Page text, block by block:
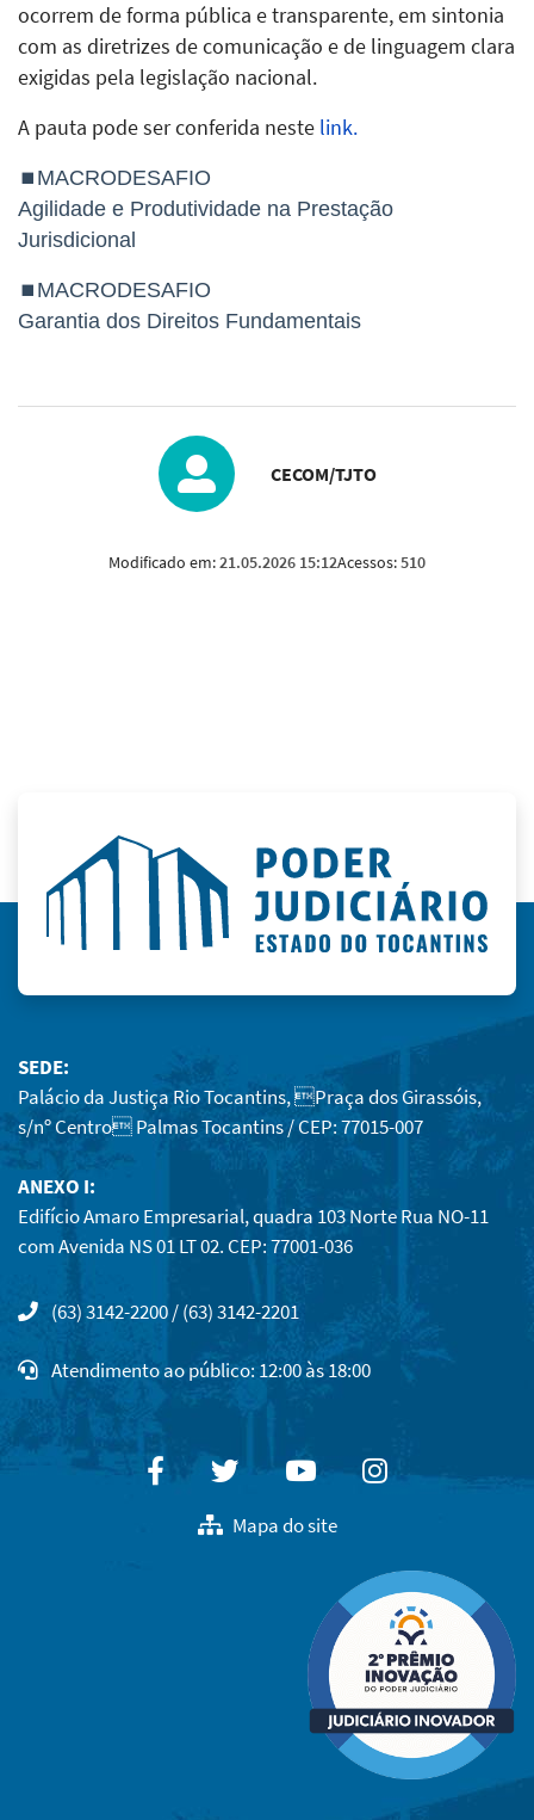
ocorrem de forma pública e transparente, em sintonia
com as diretrizes de comunicação e de linguagem clara
exigidas pela legislação nacional.
A pauta pode ser conferida neste link.
⏹MACRODESAFIO
Agilidade e Produtividade na Prestação
Jurisdicional
⏹MACRODESAFIO
Garantia dos Direitos Fundamentais
CECOM/TJTO
Modificado em:21.05.2026 15:12Acessos:510
SEDE:
Palácio da Justiça Rio Tocantins, Praça dos Girassóis,
s/nº Centro Palmas Tocantins / CEP: 77015-007
ANEXO I:
Edifício Amaro Empresarial, quadra 103 Norte Rua NO-11
com Avenida NS 01 LT 02. CEP: 77001-036
(63) 3142-2200 / (63) 3142-2201
Atendimento ao público: 12:00 às 18:00
FacebookTwitterYoutubeInstagram
Mapa do site